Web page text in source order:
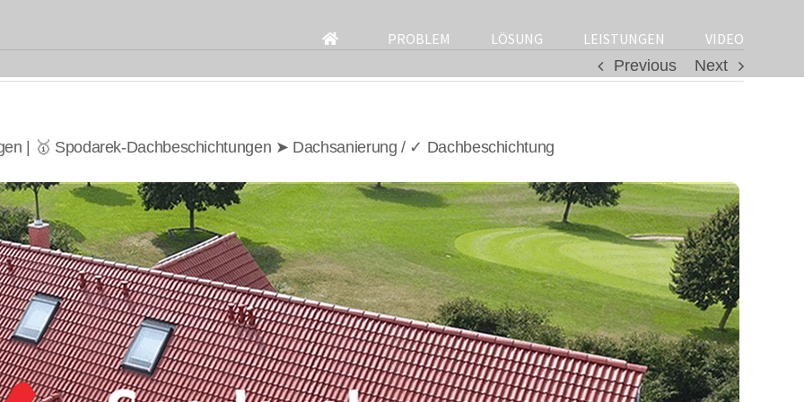
for:
PROBLEM LÖSUNG LEISTUNGEN
VIDEO
Previous
Next
| 🥇 Spodarek-Dachbeschichtungen ➤ Dachsanierung / ✓ Dachbeschichtung